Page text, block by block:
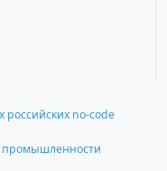
no-code
промышленности